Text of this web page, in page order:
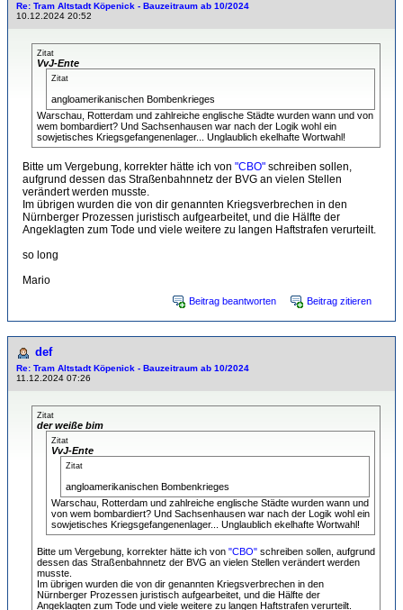
Re: Tram Altstadt Köpenick - Bauzeitraum ab 10/2024
10.12.2024 20:52
Zitat
VvJ-Ente
Zitat
angloamerikanischen Bombenkrieges
Warschau, Rotterdam und zahlreiche englische Städte wurden wann und von
wem bombardiert? Und Sachsenhausen war nach der Logik wohl ein
sowjetisches Kriegsgefangenenlager... Unglaublich ekelhafte Wortwahl!
Bitte um Vergebung, korrekter hätte ich von "CBO" schreiben sollen,
aufgrund dessen das Straßenbahnnetz der BVG an vielen Stellen
verändert werden musste.
Im übrigen wurden die von dir genannten Kriegsverbrechen in den
Nürnberger Prozessen juristisch aufgearbeitet, und die Hälfte der
Angeklagten zum Tode und viele weitere zu langen Haftstrafen verurteilt.
so long
Mario
Beitrag beantworten Beitrag zitieren
def
Re: Tram Altstadt Köpenick - Bauzeitraum ab 10/2024
11.12.2024 07:26
Zitat
der weiße bim
Zitat
VvJ-Ente
Zitat
angloamerikanischen Bombenkrieges
Warschau, Rotterdam und zahlreiche englische Städte wurden wann und
von wem bombardiert? Und Sachsenhausen war nach der Logik wohl ein
sowjetisches Kriegsgefangenenlager... Unglaublich ekelhafte Wortwahl!
Bitte um Vergebung, korrekter hätte ich von "CBO" schreiben sollen, aufgrund
dessen das Straßenbahnnetz der BVG an vielen Stellen verändert werden
musste.
Im übrigen wurden die von dir genannten Kriegsverbrechen in den
Nürnberger Prozessen juristisch aufgearbeitet, und die Hälfte der
Angeklagten zum Tode und viele weitere zu langen Haftstrafen verurteilt.